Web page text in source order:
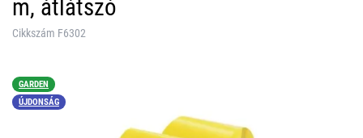
m, átlátszó
Cikkszám F6302
GARDEN
ÚJDONSÁG